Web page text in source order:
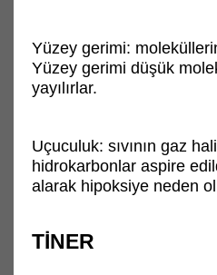
Yüzey gerimi:
Yüzey gerimi düşük
yayılırlar.
Uçuculuk: sıvının gaz
hidrokarbonlar aspire
alarak hipoksiye neden
TİNER